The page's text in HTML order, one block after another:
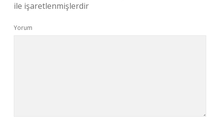
ile işaretlenmişlerdir
Yorum